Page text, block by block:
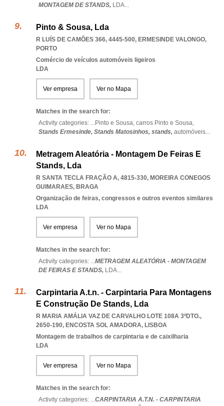
MONTAGEM DE STANDS, LDA...
Pinto & Sousa, Lda
R LUÍS DE CAMÕES 366, 4445-500, ERMESINDE VALONGO,
PORTO
Comércio de veículos automóveis ligeiros
LDA
Ver empresa Ver no Mapa
Matches in the search for:
Activity categories: ...Pinto e Sousa, carros Pinto e Sousa,
Stands Ermesinde, Stands Matosinhos, stands, automóveis...
Metragem Aleatória - Montagem De Feiras E
Stands, Lda
R SANTA TECLA FRAÇÃO A, 4815-330, MOREIRA CONEGOS
GUIMARAES, BRAGA
Organização de feiras, congressos e outros eventos similares
LDA
Ver empresa Ver no Mapa
Matches in the search for:
Activity categories: ...METRAGEM ALEATÓRIA - MONTAGEM
DE FEIRAS E STANDS, LDA...
Carpintaria A.t.n. - Carpintaria Para Montagens
E Construção De Stands, Lda
R MARIA AMÁLIA VAZ DE CARVALHO LOTE 108A 3ºDTO.,
2650-190, ENCOSTA SOL AMADORA, LISBOA
Montagem de trabalhos de carpintaria e de caixilharia
LDA
Ver empresa Ver no Mapa
Matches in the search for:
Activity categories: ...CARPINTARIA A.T.N. - CARPINTARIA